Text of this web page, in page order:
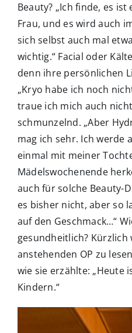
Beauty? „Ich finde, es
Frau, und es wird auch
sich selbst auch mal
wichtig.“ Facial oder
denn ihre persönlichen
„Kryo habe ich noch
traue ich mich auch
schmunzelnd. „Aber
mag ich sehr. Ich werde
einmal mit meiner
Mädelswochenende
auch für solche Beauty-
es bisher nicht, aber so
auf den Geschmack…“
gesundheitlich? Kürzlich
anstehenden OP zu
wie sie erzählte: „Heute
Kindern.“